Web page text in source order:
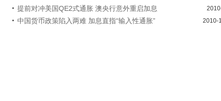
提前对冲美国QE2式通胀 澳央行意外重启加息
中国货币政策陷入两难 加息直指“输入性通胀” 2010-